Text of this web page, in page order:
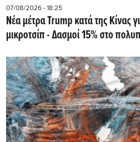
07/08/2026 - 18:25
Νέα μέτρα Trump κατά της Κίνας
μικροτσίπ - Δασμοί 15% στο